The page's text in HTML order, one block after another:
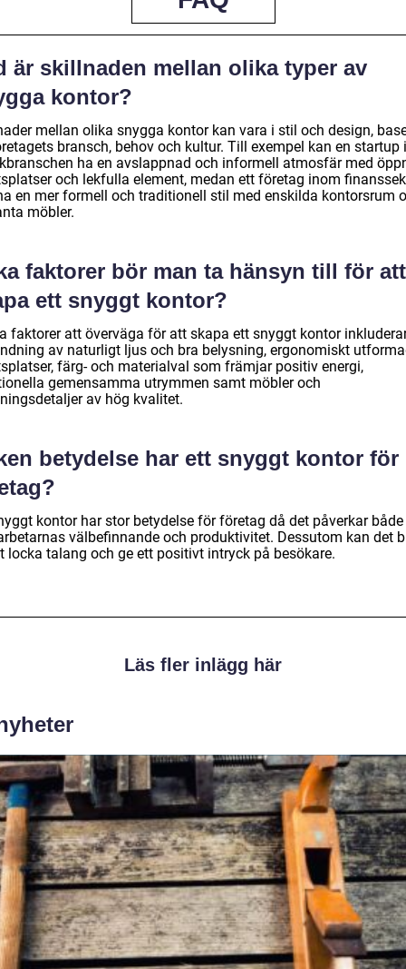
är skillnaden mellan olika typer av
kontor?
mellan olika snygga kontor kan vara i stil och design,
bransch, behov och kultur. Till exempel kan en startup
ha en avslappnad och informell atmosfär med
och lekfulla element, medan ett företag inom
en mer formell och traditionell stil med enskilda kontorsrum
möbler.
faktorer bör man ta hänsyn till för att
ett snyggt kontor?
faktorer att överväga för att skapa ett snyggt kontor
av naturligt ljus och bra belysning, ergonomiskt
färg- och materialval som främjar positiv energi,
gemensamma utrymmen samt möbler och
av hög kvalitet.
betydelse har ett snyggt kontor för
kontor har stor betydelse för företag då det påverkar både
välbefinnande och produktivitet. Dessutom kan det
locka talang och ge ett positivt intryck på besökare.
Läs fler inlägg här